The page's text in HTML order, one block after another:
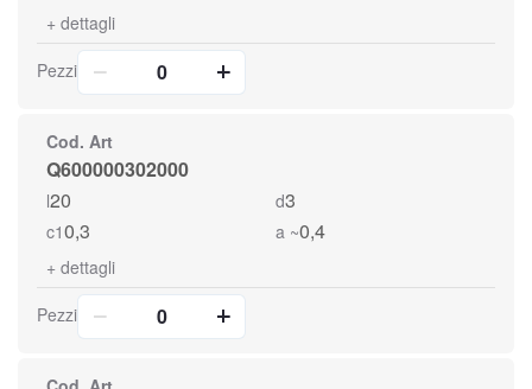
+ dettagli
Pezzi
Cod. Art
Q600000302000
l20 d3
c10,3 a ~0,4
+ dettagli
Pezzi